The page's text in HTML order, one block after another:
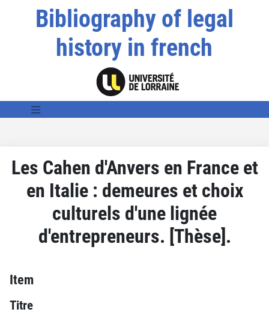
Bibliography of legal
history in french
Les Cahen d'Anvers en France et
en Italie : demeures et choix
culturels d'une lignée
d'entrepreneurs. [Thèse].
Item
Titre